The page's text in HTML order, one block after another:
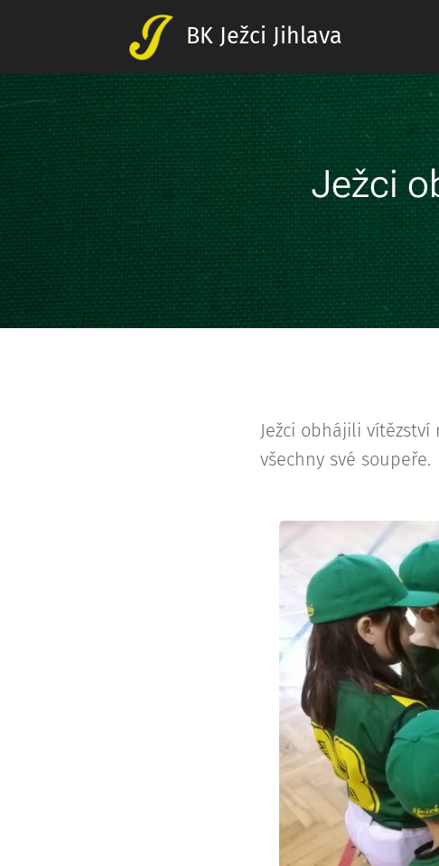
BK Ježci Jihlava
Ježci
Ježci obhájili
všechny své soupeře.